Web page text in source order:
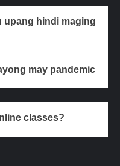
upang hindi maging
may pandemic
classes?